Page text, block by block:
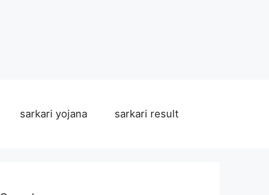
sarkari yojana sarkari result